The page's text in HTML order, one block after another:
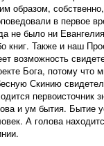
образом,
в первое
не было ни
книг. Также и наш
возможность
Бога, потому что
Скинию
первоисточник
и ум бытия. Бытие
А голова